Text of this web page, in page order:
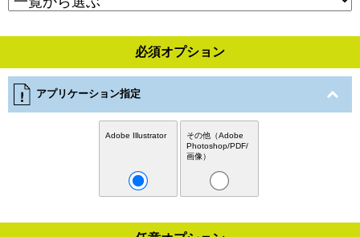
必須オプション
アプリケーション指定
Adobe Illustrator
その他（Adobe
Photoshop/PDF/
画像）